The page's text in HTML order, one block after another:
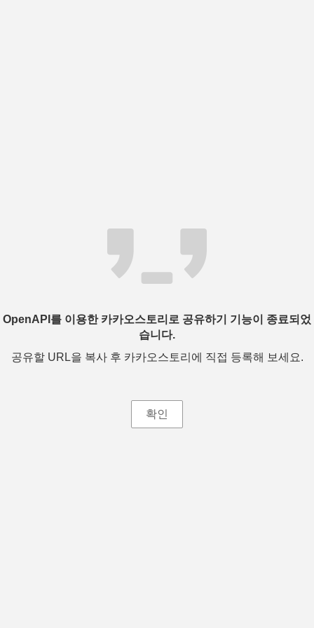
OpenAPI를 이용한 카카오스토리로 공유하기 기능이 종료되었
습니다.
공유할 URL을 복사 후 카카오스토리에 직접 등록해 보세요.
확인